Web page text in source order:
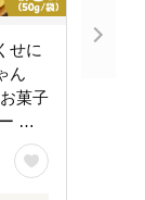
せに
ん
菓子
ヘ
無
会